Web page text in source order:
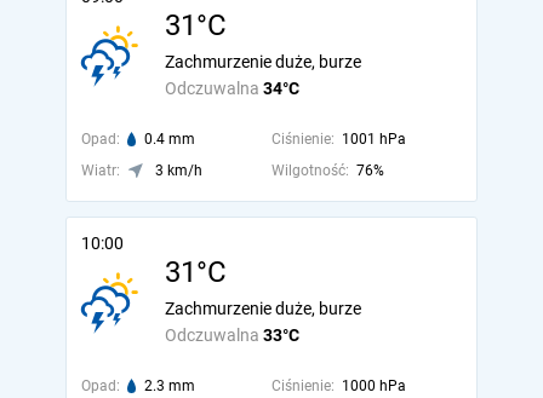
31°C
Odczuwalna 34°C
Zachmurzenie duże, burze
Opad: 0.4 mm Ciśnienie: 1001 hPa
Wiatr:
3 km/h Wilgotność: 76%
10:00
31°C
Odczuwalna 33°C
Zachmurzenie duże, burze
Opad: 2.3 mm Ciśnienie: 1000 hPa